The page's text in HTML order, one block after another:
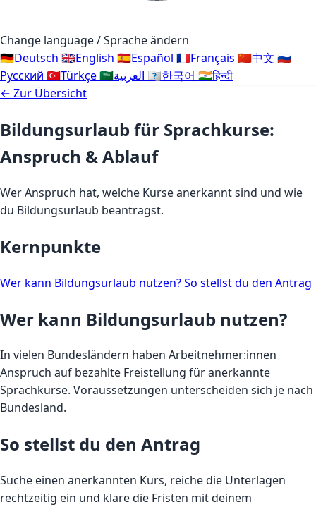
Change language / Sprache ändern
🇩🇪Deutsch 🇬🇧English 🇪🇸Español 🇫🇷Français 🇨🇳中文 🇷🇺
Русский 🇹🇷Türkçe🇸🇦 🇰🇷한국어 🇮🇳हिन्दी
← Zur Übersicht
Bildungsurlaub für Sprachkurse:
Anspruch & Ablauf
Wer Anspruch hat, welche Kurse anerkannt sind und wie
du Bildungsurlaub beantragst.
Kernpunkte
Wer kann Bildungsurlaub nutzen?So stellst du den Antrag
Wer kann Bildungsurlaub nutzen?
In vielen Bundesländern haben Arbeitnehmer:innen
Anspruch auf bezahlte Freistellung für anerkannte
Sprachkurse. Voraussetzungen unterscheiden sich je nach
Bundesland.
So stellst du den Antrag
Suche einen anerkannten Kurs, reiche die Unterlagen
rechtzeitig ein und kläre die Fristen mit deinem